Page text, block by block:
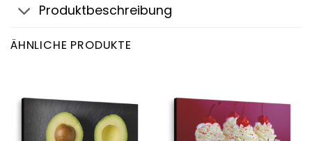
Produktbeschreibung
ÄHNLICHE PRODUKTE